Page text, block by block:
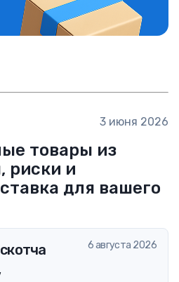
товары из
риски и
для вашего
3 июня 2026
6 августа 2026